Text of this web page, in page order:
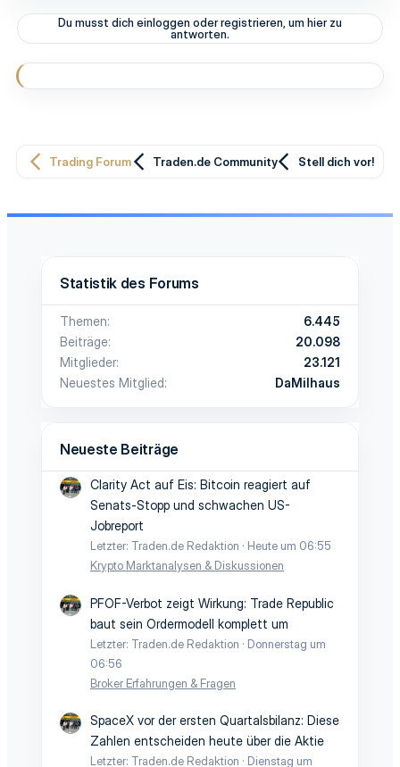
t
o
n
n
Du musst dich einloggen oder registrieren, um hier zu
antworten.
Trading Forum Traden.de Community Stell dich vor!
Statistik des Forums
Themen
6.445
Beiträge
20.098
Mitglieder
23.121
Neuestes Mitglied
DaMilhaus
Neueste Beiträge
Clarity Act auf Eis: Bitcoin reagiert auf
Senats-Stopp und schwachen US-
Jobreport
Letzter: Traden.de Redaktion
Heute um 06:55
Krypto Marktanalysen & Diskussionen
PFOF-Verbot zeigt Wirkung: Trade Republic
baut sein Ordermodell komplett um
Letzter: Traden.de Redaktion
Donnerstag um
06:56
Broker Erfahrungen & Fragen
SpaceX vor der ersten Quartalsbilanz: Diese
Zahlen entscheiden heute über die Aktie
Letzter: Traden.de Redaktion
Dienstag um